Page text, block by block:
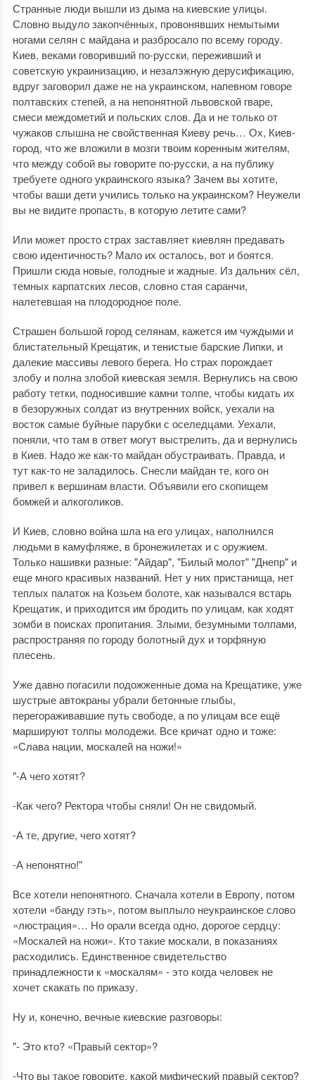
Странные люди вышли из дыма на киевские улицы.
Словно выдуло закопчённых, провонявших немытыми
ногами селян с майдана и разбросало по всему городу.
Киев, веками говоривший по-русски, переживший и
советскую украинизацию, и незалэжную дерусификацию,
вдруг заговорил даже не на украинском, напевном говоре
полтавских степей, а на непонятной львовской гваре,
смеси междометий и польских слов. Да и не только от
чужаков слышна не свойственная Киеву речь… Ох, Киев-
город, что же вложили в мозги твоим коренным жителям,
что между собой вы говорите по-русски, а на публику
требуете одного украинского языка? Зачем вы хотите,
чтобы ваши дети учились только на украинском? Неужели
вы не видите пропасть, в которую летите сами?
Или может просто страх заставляет киевлян предавать
свою идентичность? Мало их осталось, вот и боятся.
Пришли сюда новые, голодные и жадные. Из дальних сёл,
темных карпатских лесов, словно стая саранчи,
налетевшая на плодородное поле.
Страшен большой город селянам, кажется им чуждыми и
блистательный Крещатик, и тенистые барские Липки, и
далекие массивы левого берега. Но страх порождает
злобу и полна злобой киевская земля. Вернулись на свою
работу тетки, подносившие камни толпе, чтобы кидать их
в безоружных солдат из внутренних войск, уехали на
восток самые буйные парубки с оселедцами. Уехали,
поняли, что там в ответ могут выстрелить, да и вернулись
в Киев. Надо же как-то майдан обустраивать. Правда, и
тут как-то не заладилось. Снесли майдан те, кого он
привел к вершинам власти. Объявили его скопищем
бомжей и алкоголиков.
И Киев, словно война шла на его улицах, наполнился
людьми в камуфляже, в бронежилетах и с оружием.
Только нашивки разные: "Айдар", "Билый молот" "Днепр" и
еще много красивых названий. Нет у них пристанища, нет
теплых палаток на Козьем болоте, как назывался встарь
Крещатик, и приходится им бродить по улицам, как ходят
зомби в поисках пропитания. Злыми, безумными толпами,
распространяя по городу болотный дух и торфяную
плесень.
Уже давно погасили подожженные дома на Крещатике, уже
шустрые автокраны убрали бетонные глыбы,
перегораживавшие путь свободе, а по улицам все ещё
маршируют толпы молодежи. Все кричат одно и тоже:
«Слава нации, москалей на ножи!»
"-А чего хотят?
-Как чего? Ректора чтобы сняли! Он не свидомый.
-А те, другие, чего хотят?
-А непонятно!"
Все хотели непонятного. Сначала хотели в Европу, потом
хотели «банду гэть», потом выплыло неукраинское слово
«люстрация»… Но орали всегда одно, дорогое сердцу:
«Москалей на ножи». Кто такие москали, в показаниях
расходились. Единственное свидетельство
принадлежности к «москалям» - это когда человек не
хочет скакать по приказу.
Ну и, конечно, вечные киевские разговоры:
"- Это кто? «Правый сектор»?
-Что вы такое говорите, какой мифический правый сектор?